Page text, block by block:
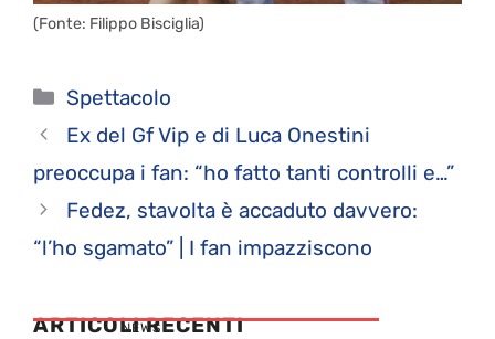
(Fonte: Filippo Bisciglia)
Categorie
Spettacolo
Ex del Gf Vip e di Luca Onestini
preoccupa i fan: “ho fatto tanti controlli e…”
Fedez, stavolta è accaduto davvero:
“l’ho sgamato” | I fan impazziscono
ARTICOLI RECENTI
NEWS